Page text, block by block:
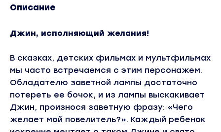
Описание
Джин, исполняющий желания!
В сказках, детских фильмах и мультфильмах
мы часто встречаемся с этим персонажем.
Обладателю заветной лампы достаточно
потереть ее бочок, и из лампы выскакивает
Джин, произнося заветную фразу: «Чего
желает мой повелитель?». Каждый ребенок